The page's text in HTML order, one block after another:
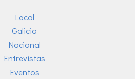
Local
Galicia
Nacional
Entrevistas
Eventos